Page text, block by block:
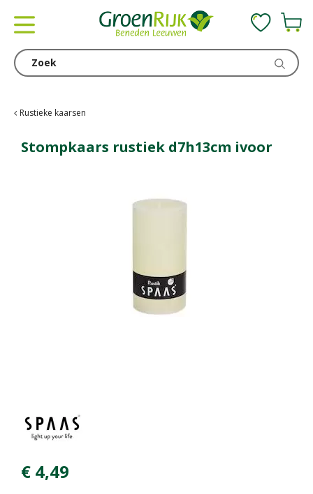
Rustieke kaarsen
Stompkaars rustiek d7h13cm ivoor
€ 4,49